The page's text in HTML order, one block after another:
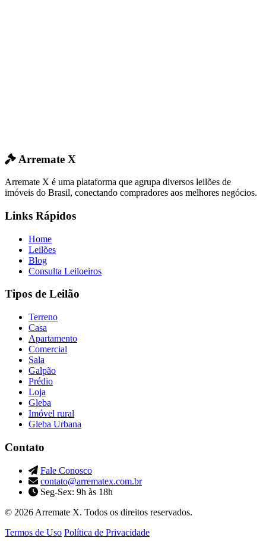
Arremate X
Arremate X é uma plataforma que agrupa diversos leilões de
imóveis do Brasil, conectando compradores aos melhores negócios.
Links Rápidos
Home
Leilões
Blog
Consulta Leiloeiros
Tipos de Leilão
Terreno
Casa
Apartamento
Comercial
Sala
Galpão
Prédio
Loja
Gleba
Imóvel rural
Gleba Urbana
Contato
Fale Conosco
contato@arrematex.com.br
Seg-Sex: 9h às 18h
© 2026 Arremate X. Todos os direitos reservados.
Termos de Uso Política de Privacidade